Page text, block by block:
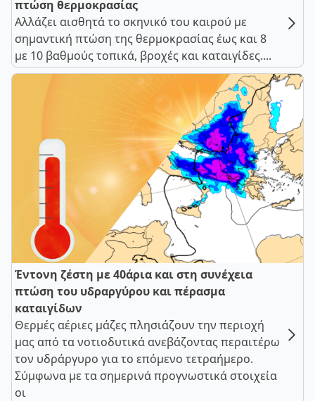
πτώση θερμοκρασίας
Αλλάζει αισθητά το σκηνικό του καιρού με
σημαντική πτώση της θερμοκρασίας έως και 8
με 10 βαθμούς τοπικά, βροχές και καταιγίδες....
Έντονη ζέστη με 40άρια και στη συνέχεια
πτώση του υδραργύρου και πέρασμα
καταιγίδων
Θερμές αέριες μάζες πλησιάζουν την περιοχή
μας από τα νοτιοδυτικά ανεβάζοντας περαιτέρω
τον υδράργυρο για το επόμενο τετραήμερο.
Σύμφωνα με τα σημερινά προγνωστικά στοιχεία
οι